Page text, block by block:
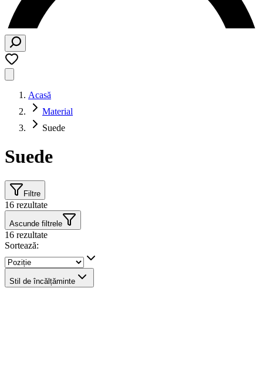
Acasă
Material
Suede
Suede
Filtre
16 rezultate
Ascunde filtrele
16 rezultate
Sortează:
Stil de încălțăminte